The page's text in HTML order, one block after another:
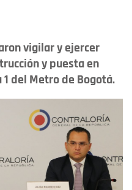
vigilar y ejercer
y puesta en
del Metro de Bogotá.